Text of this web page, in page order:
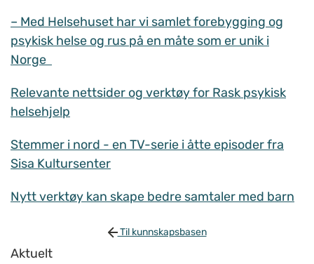
– Med Helsehuset har vi samlet forebygging og
psykisk helse og rus på en måte som er unik i
Norge
Relevante nettsider og verktøy for Rask psykisk
helsehjelp
Stemmer i nord - en TV-serie i åtte episoder fra
Sisa Kultursenter
Nytt verktøy kan skape bedre samtaler med barn
Til kunnskapsbasen
Aktuelt